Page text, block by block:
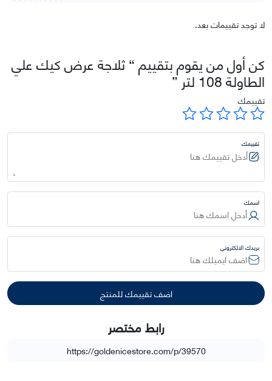
لا توجد تقييمات بعد.
كن أول من يقوم بتقييم “ ثلاجة عرض كيك علي
الطاولة 108 لتر ”
تقييمك
تقييمك
اسمك
بريدك الالكتروني
رابط مختصر
https://goldenicestore.com/p/39570